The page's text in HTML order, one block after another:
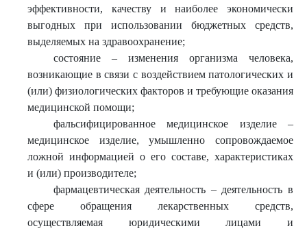
эффективности, качеству и наиболее экономически
выгодных при использовании бюджетных средств,
выделяемых на здравоохранение;
состояние – изменения организма человека,
возникающие в связи с воздействием патологических и
(или) физиологических факторов и требующие оказания
медицинской помощи;
фальсифицированное медицинское изделие –
медицинское изделие, умышленно сопровождаемое
ложной информацией о его составе, характеристиках
и (или) производителе;
фармацевтическая деятельность – деятельность в
сфере обращения лекарственных средств,
осуществляемая юридическими лицами и